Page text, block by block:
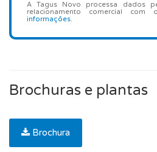
A Tagus Novo processa dados
relacionamento comercial com
informações.
Brochuras e plantas
Brochura